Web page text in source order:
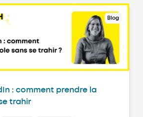
Blog
: comment prendre la
trahir